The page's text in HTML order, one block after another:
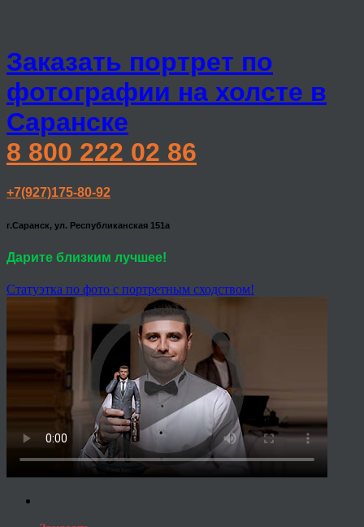
Заказать портрет по
фотографии на холсте в
Саранске
8 800 222 02 86
+7(927)175-80-92
г.Саранск, ул. Республиканская 151а
Дарите близким лучшее!
Статуэтка по фото с портретным сходством!